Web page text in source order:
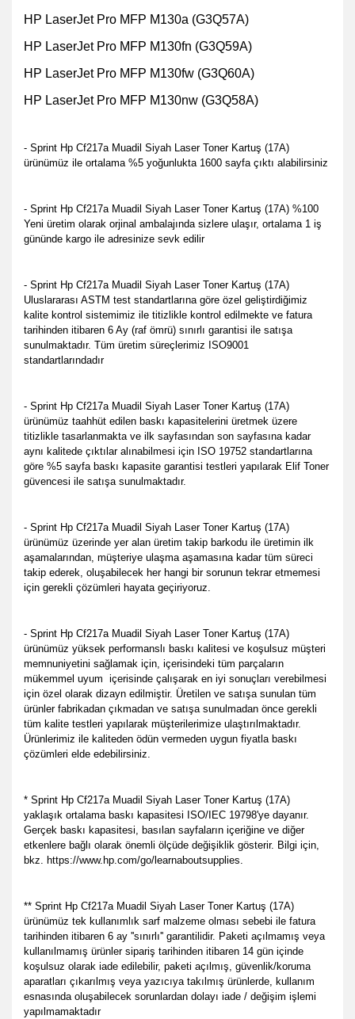
HP LaserJet Pro MFP M130a (G3Q57A)
HP LaserJet Pro MFP M130fn (G3Q59A)
HP LaserJet Pro MFP M130fw (G3Q60A)
HP LaserJet Pro MFP M130nw (G3Q58A)
- Sprint Hp Cf217a Muadil Siyah Laser Toner Kartuş (17A)
ürünümüz ile ortalama %5 yoğunlukta 1600 sayfa çıktı alabilirsiniz
- Sprint Hp Cf217a Muadil Siyah Laser Toner Kartuş (17A) %100
Yeni üretim olarak orjinal ambalajında sizlere ulaşır, ortalama 1 iş
gününde kargo ile adresinize sevk edilir
- Sprint Hp Cf217a Muadil Siyah Laser Toner Kartuş (17A)
Uluslararası ASTM test standartlarına göre özel geliştirdiğimiz
kalite kontrol sistemimiz ile titizlikle kontrol edilmekte ve fatura
tarihinden itibaren 6 Ay (raf ömrü) sınırlı garantisi ile satışa
sunulmaktadır. Tüm üretim süreçlerimiz ISO9001
standartlarındadır
- Sprint Hp Cf217a Muadil Siyah Laser Toner Kartuş (17A)
ürünümüz taahhüt edilen baskı kapasitelerini üretmek üzere
titizlikle tasarlanmakta ve ilk sayfasından son sayfasına kadar
aynı kalitede çıktılar alınabilmesi için ISO 19752 standartlarına
göre %5 sayfa baskı kapasite garantisi testleri yapılarak Elif Toner
güvencesi ile satışa sunulmaktadır.
- Sprint Hp Cf217a Muadil Siyah Laser Toner Kartuş (17A)
ürünümüz üzerinde yer alan üretim takip barkodu ile üretimin ilk
aşamalarından, müşteriye ulaşma aşamasına kadar tüm süreci
takip ederek, oluşabilecek her hangi bir sorunun tekrar etmemesi
için gerekli çözümleri hayata geçiriyoruz.
- Sprint Hp Cf217a Muadil Siyah Laser Toner Kartuş (17A)
ürünümüz yüksek performanslı baskı kalitesi ve koşulsuz müşteri
memnuniyetini sağlamak için, içerisindeki tüm parçaların
mükemmel uyum içerisinde çalışarak en iyi sonuçları verebilmesi
için özel olarak dizayn edilmiştir. Üretilen ve satışa sunulan tüm
ürünler fabrikadan çıkmadan ve satışa sunulmadan önce gerekli
tüm kalite testleri yapılarak müşterilerimize ulaştırılmaktadır.
Ürünlerimiz ile kaliteden ödün vermeden uygun fiyatla baskı
çözümleri elde edebilirsiniz.
* Sprint Hp Cf217a Muadil Siyah Laser Toner Kartuş (17A)
yaklaşık ortalama baskı kapasitesi ISO/IEC 19798'ye dayanır.
Gerçek baskı kapasitesi, basılan sayfaların içeriğine ve diğer
etkenlere bağlı olarak önemli ölçüde değişiklik gösterir. Bilgi için,
bkz. https://www.hp.com/go/learnaboutsupplies.
** Sprint Hp Cf217a Muadil Siyah Laser Toner Kartuş (17A)
ürünümüz tek kullanımlık sarf malzeme olması sebebi ile fatura
tarihinden itibaren 6 ay ''sınırlı'' garantilidir. Paketi açılmamış veya
kullanılmamış ürünler sipariş tarihinden itibaren 14 gün içinde
koşulsuz olarak iade edilebilir, paketi açılmış, güvenlik/koruma
aparatları çıkarılmış veya yazıcıya takılmış ürünlerde, kullanım
esnasında oluşabilecek sorunlardan dolayı iade / değişim işlemi
yapılmamaktadır